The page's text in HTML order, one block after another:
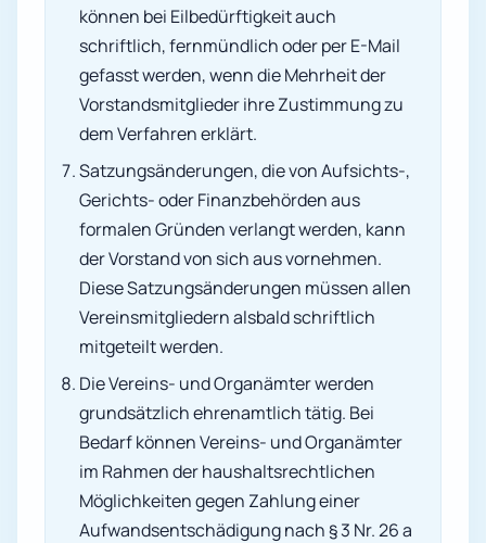
können bei Eilbedürftigkeit auch
schriftlich, fernmündlich oder per E-Mail
gefasst werden, wenn die Mehrheit der
Vorstandsmitglieder ihre Zustimmung zu
dem Verfahren erklärt.
Satzungsänderungen, die von Aufsichts-,
Gerichts- oder Finanzbehörden aus
formalen Gründen verlangt werden, kann
der Vorstand von sich aus vornehmen.
Diese Satzungsänderungen müssen allen
Vereinsmitgliedern alsbald schriftlich
mitgeteilt werden.
Die Vereins- und Organämter werden
grundsätzlich ehrenamtlich tätig. Bei
Bedarf können Vereins- und Organämter
im Rahmen der haushaltsrechtlichen
Möglichkeiten gegen Zahlung einer
Aufwandsentschädigung nach § 3 Nr. 26 a